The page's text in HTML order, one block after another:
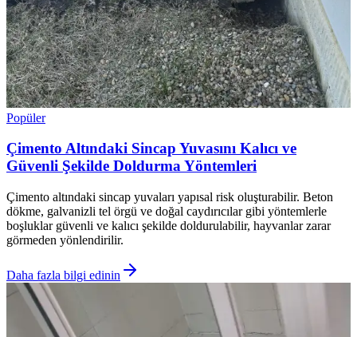
Popüler
Çimento Altındaki Sincap Yuvasını Kalıcı ve
Güvenli Şekilde Doldurma Yöntemleri
Çimento altındaki sincap yuvaları yapısal risk oluşturabilir. Beton
dökme, galvanizli tel örgü ve doğal caydırıcılar gibi yöntemlerle
boşluklar güvenli ve kalıcı şekilde doldurulabilir, hayvanlar zarar
görmeden yönlendirilir.
Daha fazla bilgi edinin